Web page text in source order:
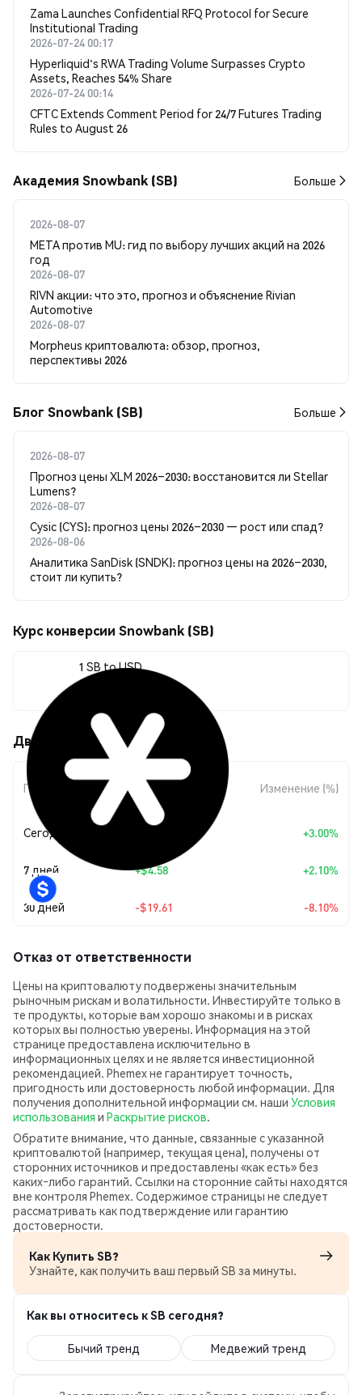
Zama Launches Confidential RFQ Protocol for Secure
Institutional Trading
2026-07-24 00:17
Hyperliquid's RWA Trading Volume Surpasses Crypto
Assets, Reaches 54% Share
2026-07-24 00:14
CFTC Extends Comment Period for 24/7 Futures Trading
Rules to August 26
Академия Snowbank (SB) Больше
2026-08-07
META против MU: гид по выбору лучших акций на 2026
год
2026-08-07
RIVN акции: что это, прогноз и объяснение Rivian
Automotive
2026-08-07
Morpheus криптовалюта: обзор, прогноз,
перспективы 2026
Блог Snowbank (SB) Больше
2026-08-07
Прогноз цены XLM 2026–2030: восстановится ли Stellar
Lumens?
2026-08-07
Cysic (CYS): прогноз цены 2026–2030 — рост или спад?
2026-08-06
Аналитика SanDisk (SNDK): прогноз цены на 2026–2030,
стоит ли купить?
Курс конверсии Snowbank (SB)
1 SB to USD
Движения цены Snowbank (SB)
Период
Изменение
суммы
Изменение (%)
Сегодня +3.00%
7 дней +$4.58 +2.10%
30 дней -$19.61 -8.10%
Отказ от ответственности
Цены на криптовалюту подвержены значительным
рыночным рискам и волатильности. Инвестируйте только в
те продукты, которые вам хорошо знакомы и в рисках
которых вы полностью уверены. Информация на этой
странице предоставлена исключительно в
информационных целях и не является инвестиционной
рекомендацией. Phemex не гарантирует точность,
пригодность или достоверность любой информации. Для
получения дополнительной информации см. наши Условия
использования и Раскрытие рисков.
Обратите внимание, что данные, связанные с указанной
криптовалютой (например, текущая цена), получены от
сторонних источников и предоставлены «как есть» без
каких‑либо гарантий. Ссылки на сторонние сайты находятся
вне контроля Phemex. Содержимое страницы не следует
рассматривать как подтверждение или гарантию
достоверности.
Как Купить SB?
Узнайте, как получить ваш первый SB за минуты.
Как вы относитесь к SB сегодня?
Бычий тренд Медвежий тренд